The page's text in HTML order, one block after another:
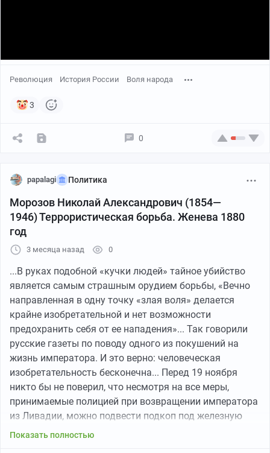
Революция История России Воля народа
3
0
papalagi Политика
Морозов Николай Александрович (1854—
1946) Террористическая борьба. Женева 1880
год
3 месяца назад 0
...В руках подобной «кучки людей» тайное убийство
является самым страшным орудием борьбы, «Вечно
направленная в одну точку «злая воля» делается
крайне изобретательной и нет возможности
предохранить себя от ее нападения»... Так говорили
русские газеты по поводу одного из покушений на
жизнь императора. И это верно: человеческая
изобретательность бесконечна... Перед 19 ноября
никто бы не поверил, что несмотря на все меры,
принимаемые полицией при возвращении императора
из Ливадии, можно подвести подкоп под железную
дорогу; перед 5 февраля никто бы не поверил, что
Показать полностью